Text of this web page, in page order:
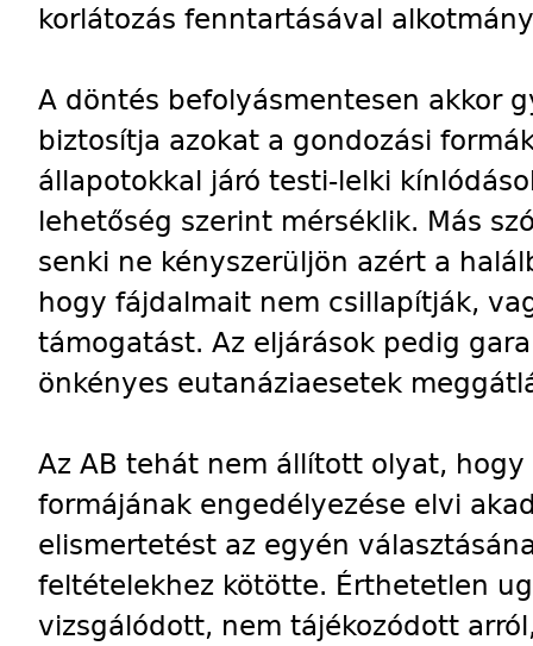
korlátozás fenntartásával
A döntés befolyásmentesen akkor
biztosítja azokat a gondozási
állapotokkal járó testi-lelki
lehetőség szerint mérséklik. Más
senki ne kényszerüljön azért a
hogy fájdalmait nem csillapítják,
támogatást. Az eljárások pedig
önkényes eutanáziaesetek
Az AB tehát nem állított olyat,
formájának engedélyezése elvi
elismertetést az egyén
feltételekhez kötötte. Érthetetlen
vizsgálódott, nem tájékozódott